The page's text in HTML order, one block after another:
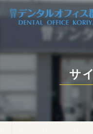
サ